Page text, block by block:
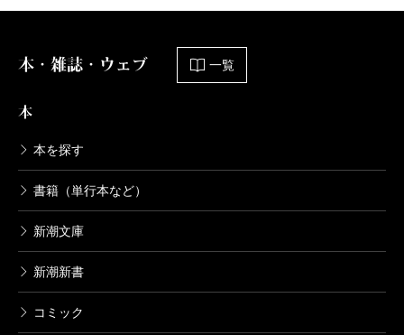
本・雑誌・ウェブ 一覧
本
本を探す
書籍（単行本など）
新潮文庫
新潮新書
コミック